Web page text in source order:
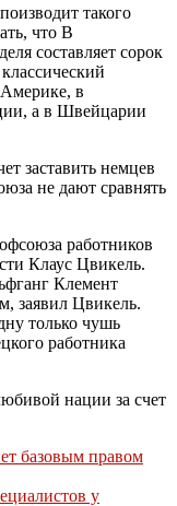
такого
что В
составляет сорок
в
а в Швейцарии
заставить немцев
не дают сравнять
работников
Клаус Цвикель.
Клемент
заявил Цвикель.
только чушь
работника
нации за счет
базовым правом
у